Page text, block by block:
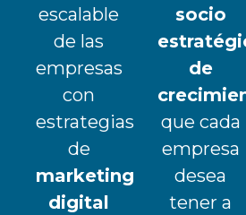
escalable
de las
empresas
con
estrategias
de
marketing
digital
socio
de
que cada
empresa
desea
tener a